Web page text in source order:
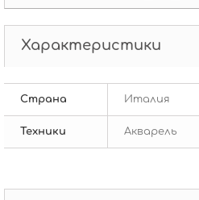
Характеристики
Страна Италия
Техники Акварель